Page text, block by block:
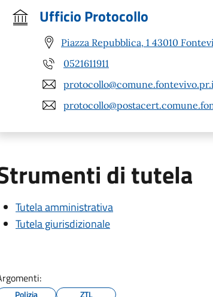
Ufficio Protocollo
Piazza Repubblica, 1 43010
0521611911
di tutela
Tutela amministrativa
Tutela giurisdizionale
Polizia ZTL